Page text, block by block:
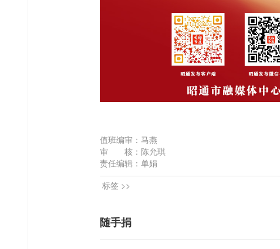
值班编审：马燕
审 核：陈允琪
责任编辑：单娟
标签 >>
随手捐